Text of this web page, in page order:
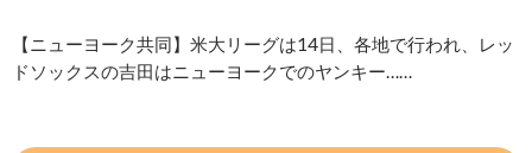
【ニューヨーク共同】米大リーグは14日、各地で行われ、レッ
ドソックスの吉田はニューヨークでのヤンキー……